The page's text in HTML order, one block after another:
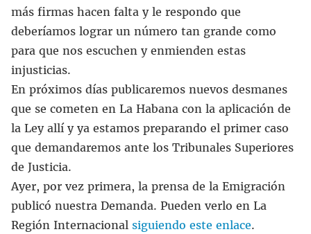
más firmas hacen falta y le respondo que
deberíamos lograr un número tan grande como
para que nos escuchen y enmienden estas
injusticias.
En próximos días publicaremos nuevos desmanes
que se cometen en La Habana con la aplicación de
la Ley allí y ya estamos preparando el primer caso
que demandaremos ante los Tribunales Superiores
de Justicia.
Ayer, por vez primera, la prensa de la Emigración
publicó nuestra Demanda. Pueden verlo en La
Región Internacional siguiendo este enlace.